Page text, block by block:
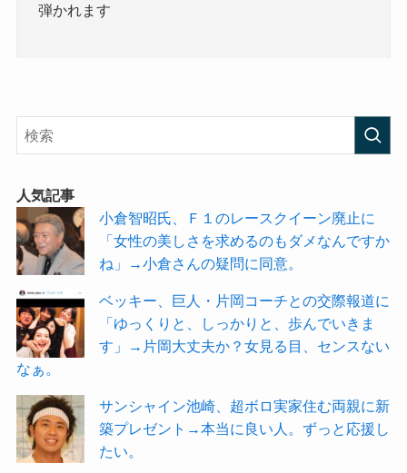
弾かれます
人気記事
小倉智昭氏、Ｆ１のレースクイーン廃止に
「女性の美しさを求めるのもダメなんですか
ね」→小倉さんの疑問に同意。
ベッキー、巨人・片岡コーチとの交際報道に
「ゆっくりと、しっかりと、歩んでいきま
す」→片岡大丈夫か？女見る目、センスない
なぁ。
サンシャイン池崎、超ボロ実家住む両親に新
築プレゼント→本当に良い人。ずっと応援し
たい。